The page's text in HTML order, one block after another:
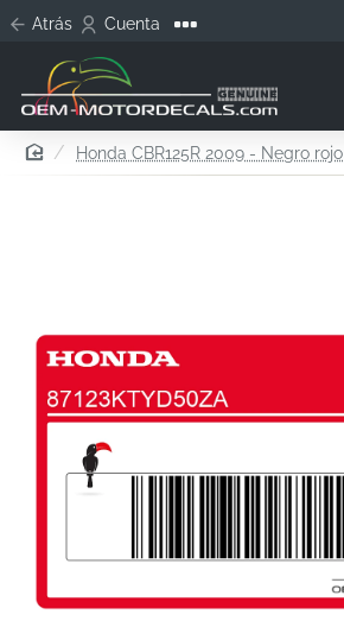
Atrás Cuenta
homeHonda CBR125R 2009 - Negro rojo